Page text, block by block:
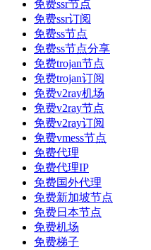
免费ssr节点
免费ssr订阅
免费ss节点
免费ss节点分享
免费trojan节点
免费trojan订阅
免费v2ray机场
免费v2ray节点
免费v2ray订阅
免费vmess节点
免费代理
免费代理IP
免费国外代理
免费新加坡节点
免费日本节点
免费机场
免费梯子